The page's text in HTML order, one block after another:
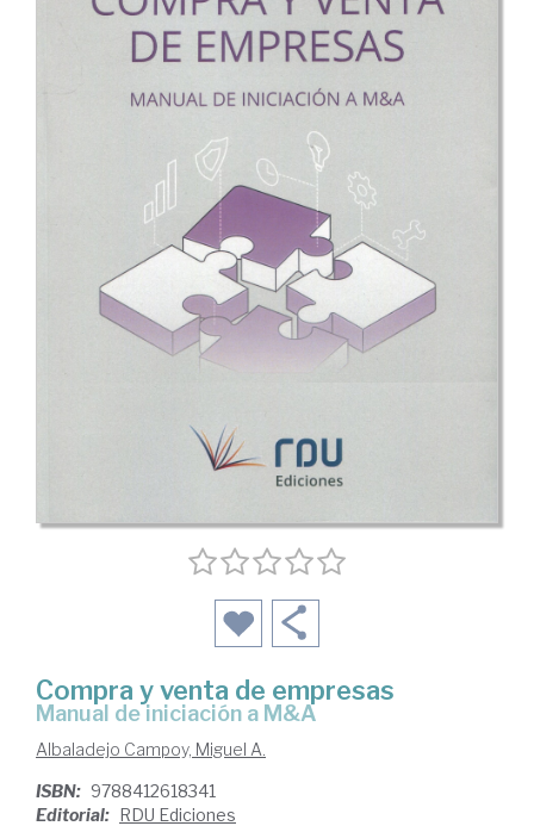
Compra y venta de empresas
Manual de iniciación a M&A
Albaladejo Campoy, Miguel A.
ISBN: 9788412618341
Editorial: RDU Ediciones